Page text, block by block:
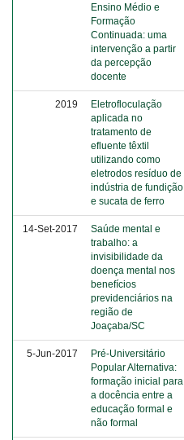
Ensino Médio e
Formação
Continuada: uma
intervenção a partir
da percepção
docente
2019
Eletrofloculação
aplicada no
tratamento de
efluente têxtil
utilizando como
eletrodos resíduo de
indústria de fundição
e sucata de ferro
14-Set-2017
Saúde mental e
trabalho: a
invisibilidade da
doença mental nos
benefícios
previdenciários na
região de
Joaçaba/SC
5-Jun-2017
Pré-Universitário
Popular Alternativa:
formação inicial para
a docência entre a
educação formal e
não formal